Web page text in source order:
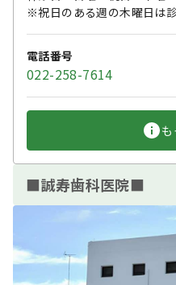
※祝日のある週の木曜日は
電話番号
022-258-7614
■誠寿歯科医院■